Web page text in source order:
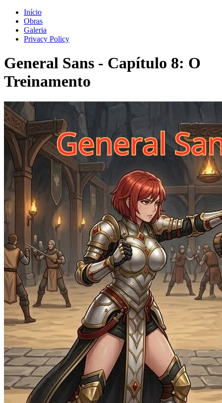
Início
Obras
Galeria
Privacy Policy
General Sans - Capítulo 8: O
Treinamento